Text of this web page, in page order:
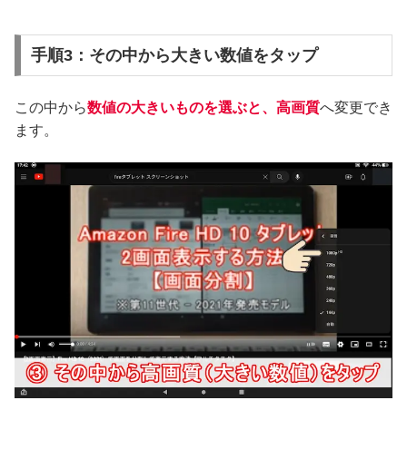
手順3：その中から大きい数値をタップ
この中から数値の大きいものを選ぶと、高画質へ変更でき
ます。